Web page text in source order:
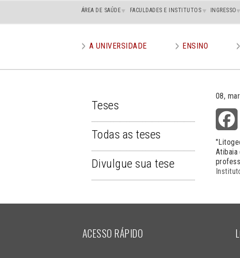
Main
superior
ÁREA DE SAÚDE FACULDADES E INSTITUTOS INGRESSO
menu
A UNIVERSIDADE ENSINO
TESES
Teses
Todas as teses
Divulgue sua tese
08,
"
Atibaia
ACESSO RÁPIDO